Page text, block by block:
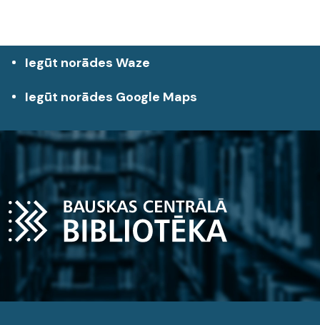
Iegūt norādes Waze
Iegūt norādes Google Maps